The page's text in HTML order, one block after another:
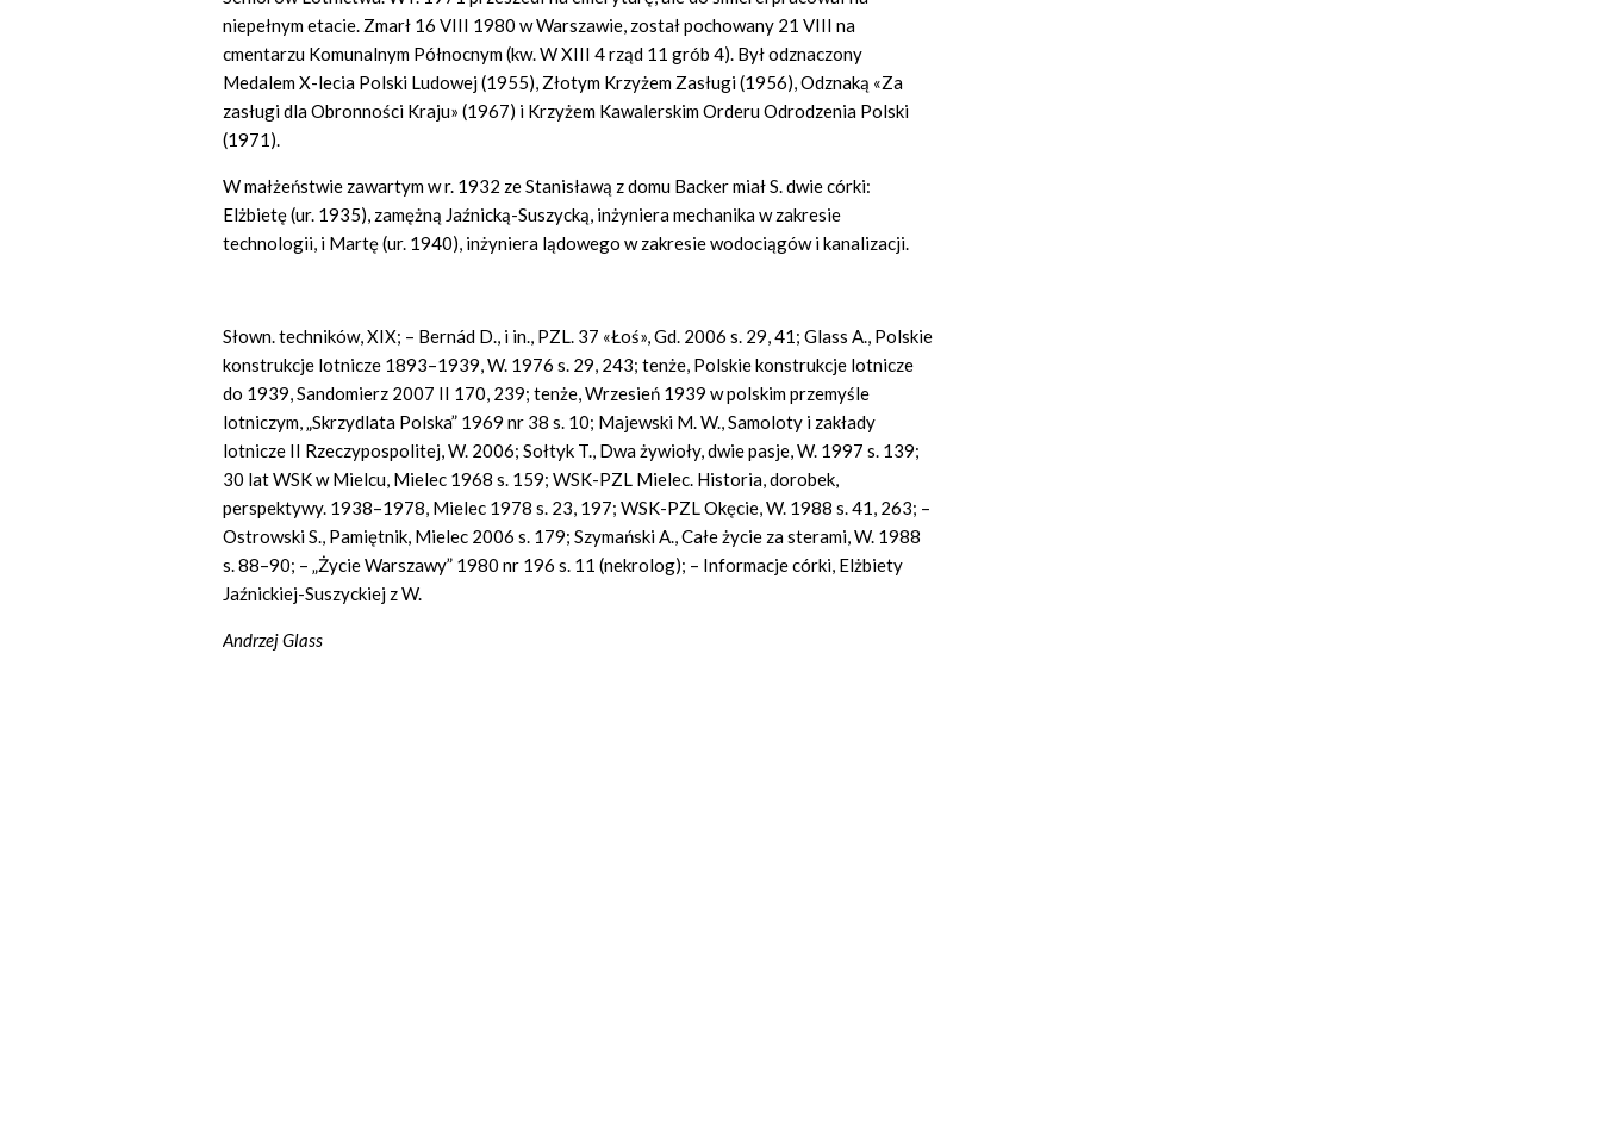
niepełnym etacie. Zmarł 16 VIII 1980 w Warszawie, został pochowany 21 VIII na
cmentarzu Komunalnym Północnym (kw. W XIII 4 rząd 11 grób 4). Był odznaczony
Medalem X-lecia Polski Ludowej (1955), Złotym Krzyżem Zasługi (1956), Odznaką «Za
zasługi dla Obronności Kraju» (1967) i Krzyżem Kawalerskim Orderu Odrodzenia Polski
(1971).
W małżeństwie zawartym w r. 1932 ze Stanisławą z domu Backer miał S. dwie córki:
Elżbietę (ur. 1935), zamężną Jaźnicką-Suszycką, inżyniera mechanika w zakresie
technologii, i Martę (ur. 1940), inżyniera lądowego w zakresie wodociągów i kanalizacji.
Słown. techników, XIX; – Bernád D., i in., PZL. 37 «Łoś», Gd. 2006 s. 29, 41; Glass A., Polskie
konstrukcje lotnicze 1893–1939, W. 1976 s. 29, 243; tenże, Polskie konstrukcje lotnicze
do 1939, Sandomierz 2007 II 170, 239; tenże, Wrzesień 1939 w polskim przemyśle
lotniczym, „Skrzydlata Polska” 1969 nr 38 s. 10; Majewski M. W., Samoloty i zakłady
lotnicze II Rzeczypospolitej, W. 2006; Sołtyk T., Dwa żywioły, dwie pasje, W. 1997 s. 139;
30 lat WSK w Mielcu, Mielec 1968 s. 159; WSK-PZL Mielec. Historia, dorobek,
perspektywy. 1938–1978, Mielec 1978 s. 23, 197; WSK-PZL Okęcie, W. 1988 s. 41, 263; –
Ostrowski S., Pamiętnik, Mielec 2006 s. 179; Szymański A., Całe życie za sterami, W. 1988
s. 88–90; – „Życie Warszawy” 1980 nr 196 s. 11 (nekrolog); – Informacje córki, Elżbiety
Jaźnickiej-Suszyckiej z W.
Andrzej Glass